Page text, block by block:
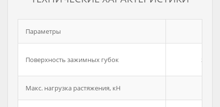
Параметры
Поверхность зажимных губок
Макс. нагрузка растяжения, кН